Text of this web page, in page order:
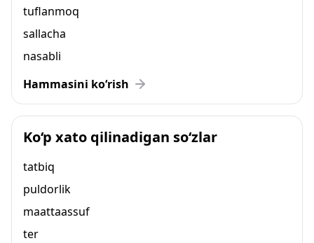
tuflanmoq
sallacha
nasabli
Hammasini ko‘rish
Ko‘p xato qilinadigan so‘zlar
tatbiq
puldorlik
maattaassuf
ter